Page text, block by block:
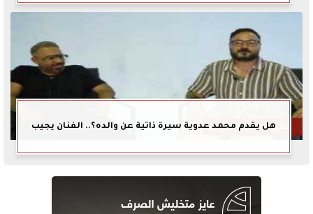
هل يقدم محمد عدوية سيرة ذاتية عن والده؟.. الفنان يجيب